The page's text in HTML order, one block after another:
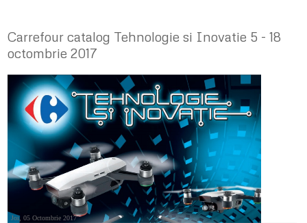
Carrefour catalog Tehnologie si Inovatie 5 - 18
octombrie 2017
Joi, 05 Octombrie 2017